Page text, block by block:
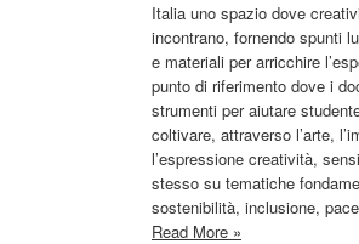
Italia uno spazio dove
incontrano, fornendo spunti
e materiali per arricchire
punto di riferimento dove i
strumenti per aiutare
coltivare, attraverso l’arte,
l’espressione creatività,
stesso su tematiche
sostenibilità, inclusione,
Read More »